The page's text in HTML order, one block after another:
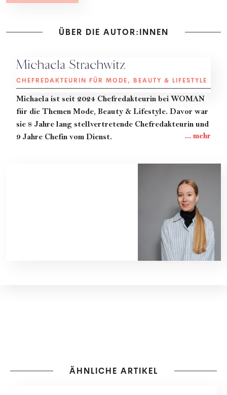
ÜBER DIE AUTOR:INNEN
Michaela Strachwitz
CHEFREDAKTEURIN FÜR MODE, BEAUTY & LIFESTYLE
Michaela ist seit 2024 Chefredakteurin bei WOMAN
für die Themen Mode, Beauty & Lifestyle. Davor war
sie 8 Jahre lang stellvertretende Chefredakteurin und
9 Jahre Chefin vom Dienst.
ÄHNLICHE ARTIKEL